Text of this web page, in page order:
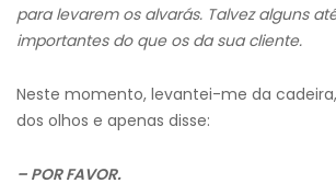
para levarem os alvarás. Talvez alguns
importantes do que os da sua cliente.
Neste momento, levantei-me da
dos olhos e apenas disse:
– POR FAVOR.